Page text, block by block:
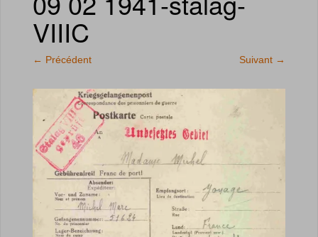
VIIIC
← Précédent Suivant →